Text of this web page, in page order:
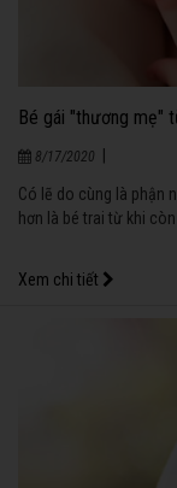
Bé gái "thương mẹ"
8/17/2020
Có lẽ do cùng là phận
hơn là bé trai từ khi
Xem chi tiết